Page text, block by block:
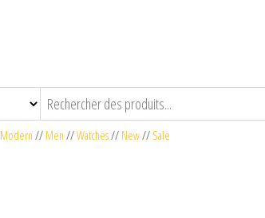
Modern // Men //Watches// New// Sale